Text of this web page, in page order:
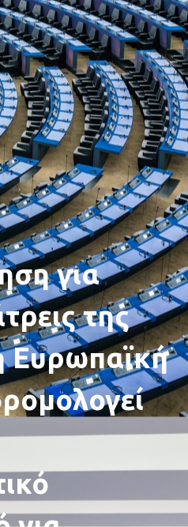
για
της
Ευρωπαϊκή